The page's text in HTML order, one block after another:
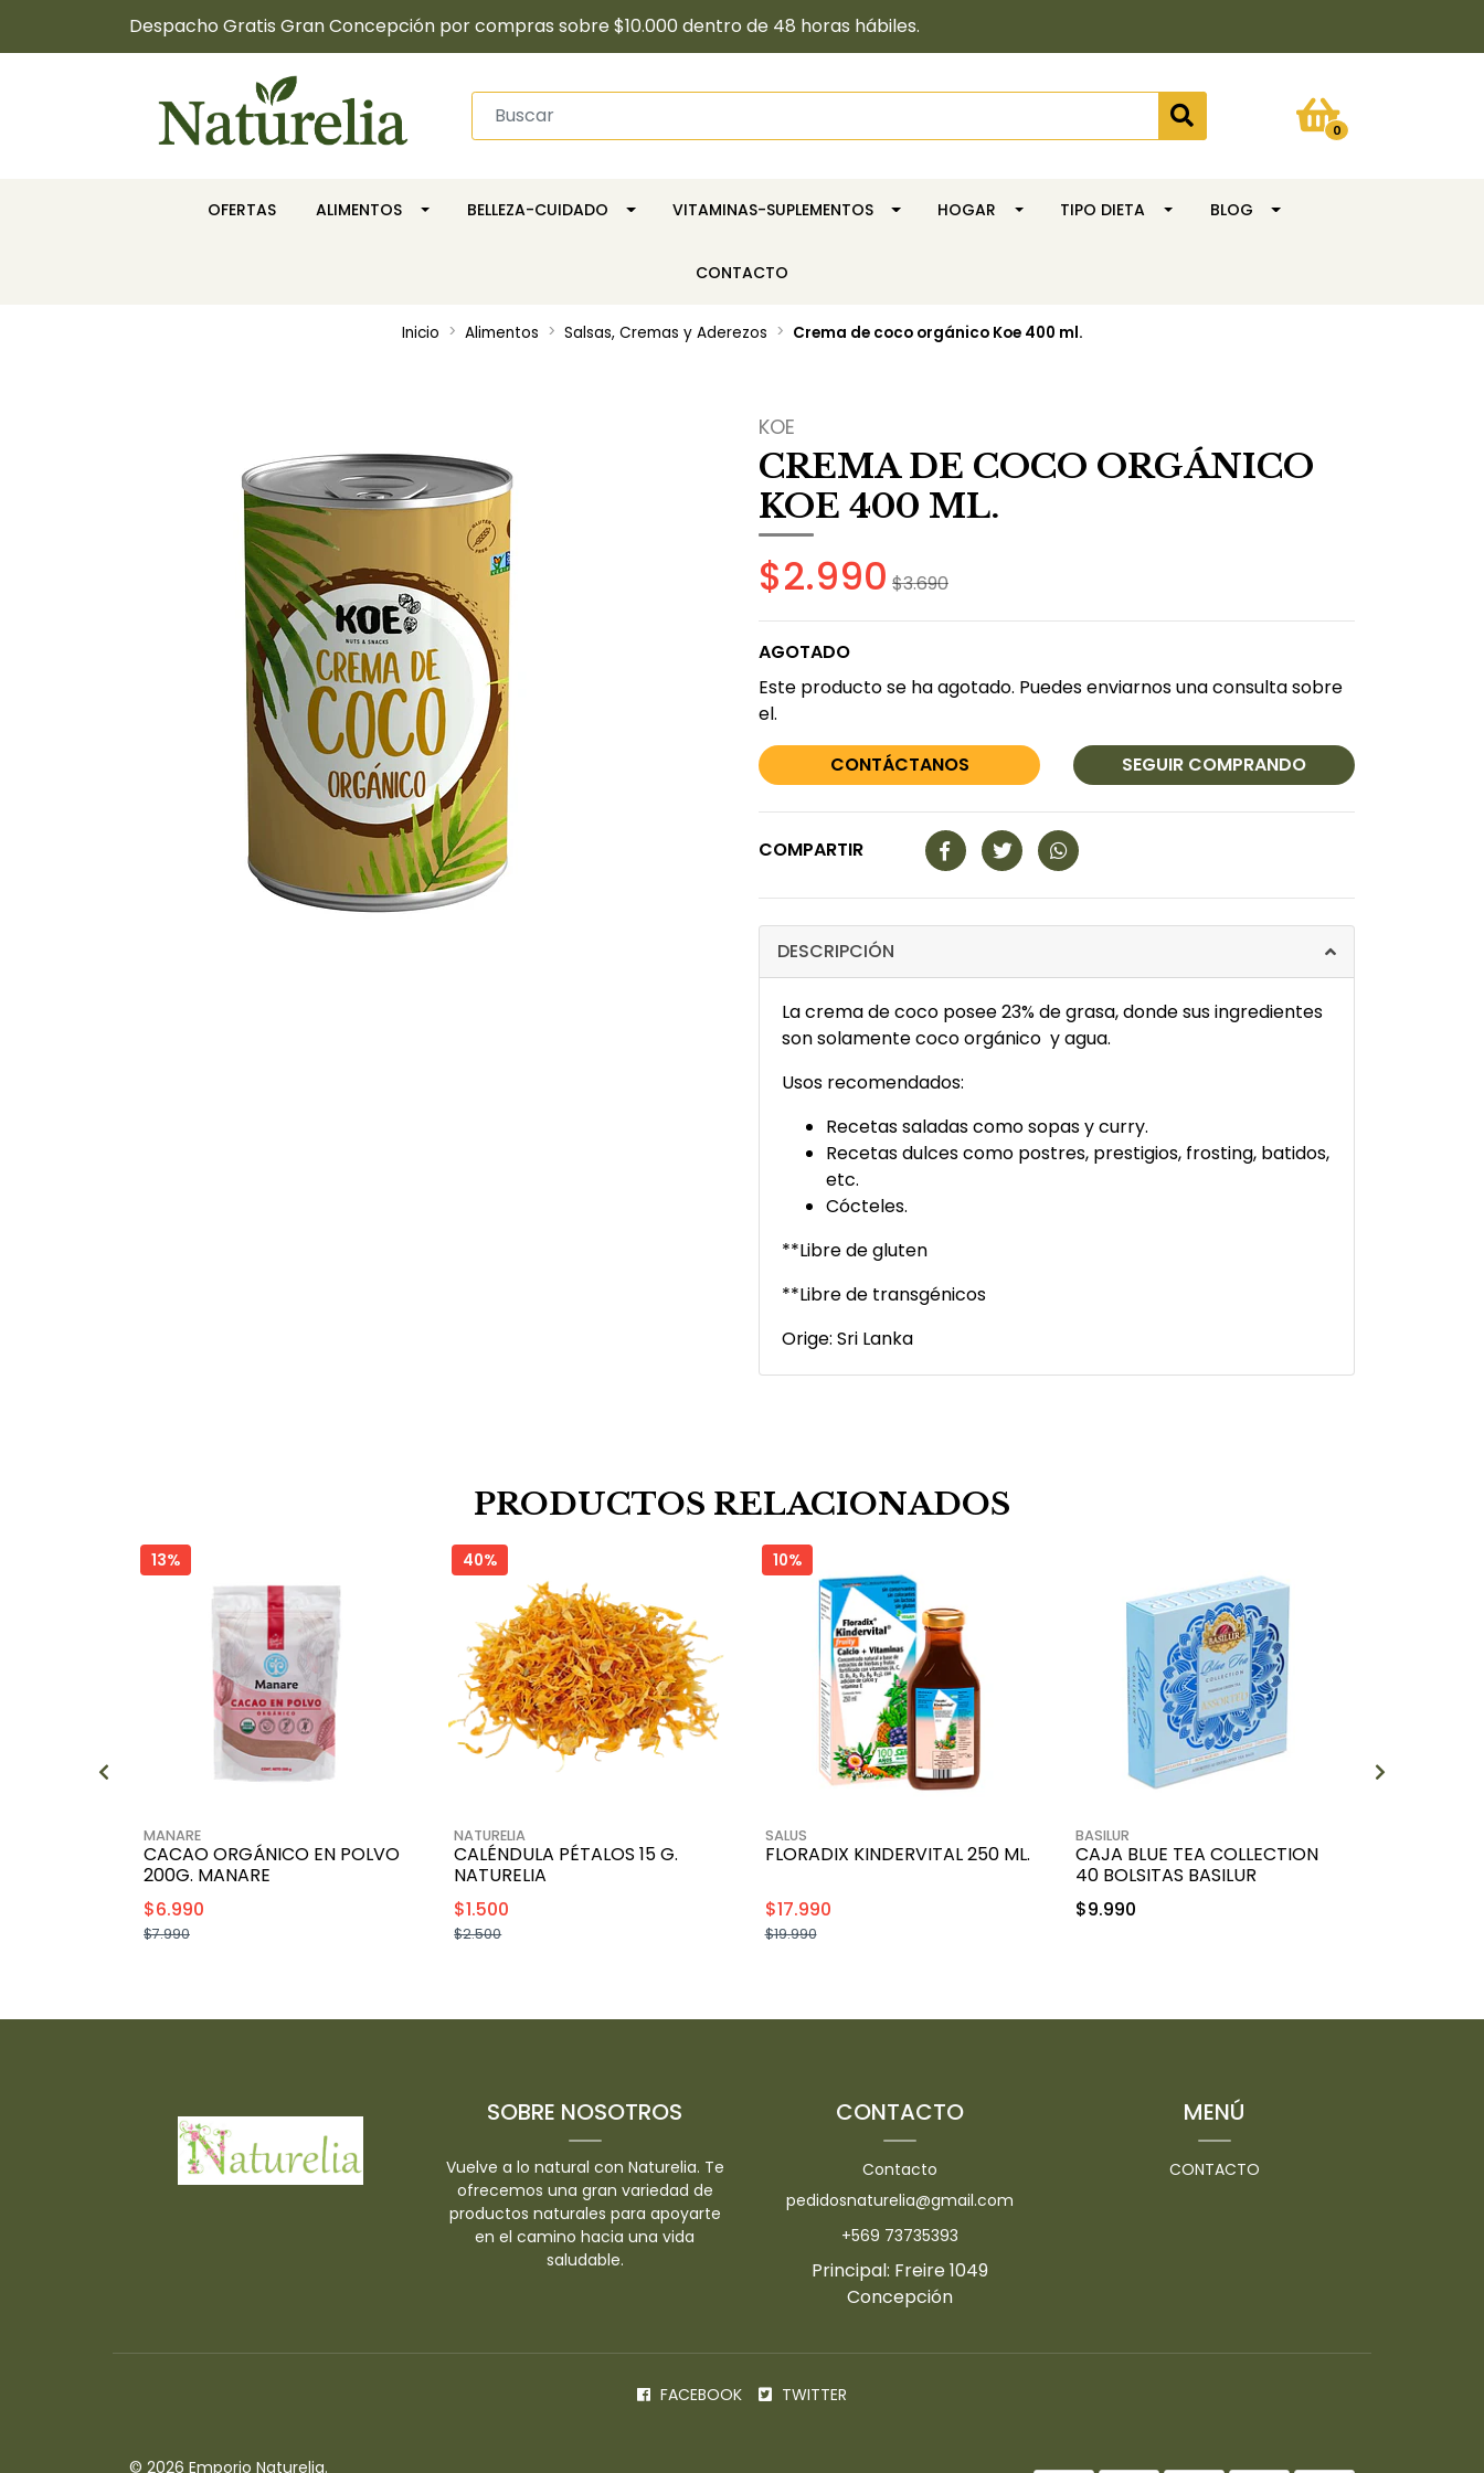
Despacho Gratis Gran Concepción por compras sobre $10.000 dentro de 48 horas hábiles.
0
OFERTAS ALIMENTOS BELLEZA-CUIDADO VITAMINAS-SUPLEMENTOS HOGAR TIPO DIETA BLOG
CONTACTO
Inicio Alimentos Salsas, Cremas y Aderezos Crema de coco orgánico Koe 400 ml.
KOE
CREMA DE COCO ORGÁNICO
KOE 400 ML.
$2.990 $3.690
AGOTADO
Este producto se ha agotado. Puedes enviarnos una consulta sobre
el.
CONTÁCTANOS
SEGUIR COMPRANDO
COMPARTIR
DESCRIPCIÓN
La crema de coco posee 23% de grasa, donde sus ingredientes
son solamente coco orgánico y agua.
Usos recomendados:
Recetas saladas como sopas y curry.
Recetas dulces como postres, prestigios, frosting, batidos,
etc.
Cócteles.
**Libre de gluten
**Libre de transgénicos
Orige: Sri Lanka
PRODUCTOS RELACIONADOS
13%
MANARE
CACAO ORGÁNICO EN POLVO
200G. MANARE
$6.990
$7.990
40%
NATURELIA
CALÉNDULA PÉTALOS 15 G.
NATURELIA
$1.500
$2.500
10%
SALUS
FLORADIX KINDERVITAL 250 ML.
$17.990
$19.990
BASILUR
CAJA BLUE TEA COLLECTION
40 BOLSITAS BASILUR
$9.990
SOBRE NOSOTROS
Vuelve a lo natural con Naturelia. Te
ofrecemos una gran variedad de
productos naturales para apoyarte
en el camino hacia una vida
saludable.
CONTACTO
Contacto
pedidosnaturelia@gmail.com
+569 73735393
Principal: Freire 1049
Concepción
MENÚ
CONTACTO
FACEBOOK TWITTER
© 2026 Emporio Naturelia.